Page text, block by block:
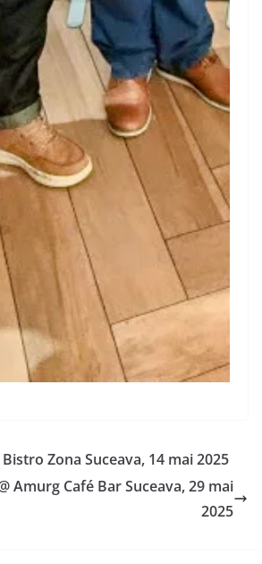
Zona Suceava, 14 mai 2025
Amurg Café Bar Suceava, 29 mai
2025